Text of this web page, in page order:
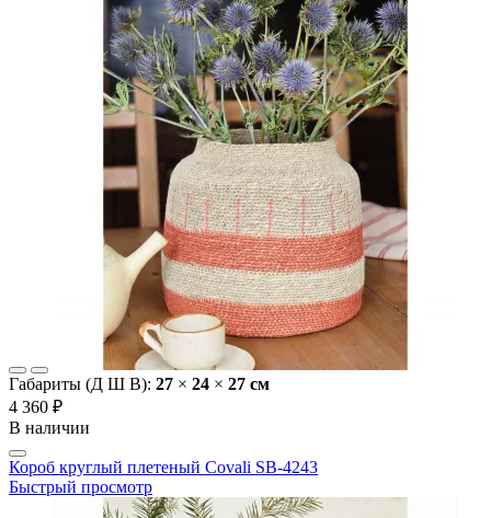
Габариты (Д Ш В): 27 × 24 × 27 cм
4 360 ₽
В наличии
Короб круглый плетеный Covali SB-4243
Быстрый просмотр